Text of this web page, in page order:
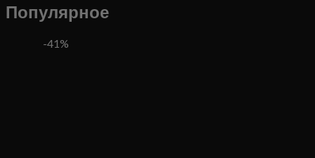
Популярное
-41%